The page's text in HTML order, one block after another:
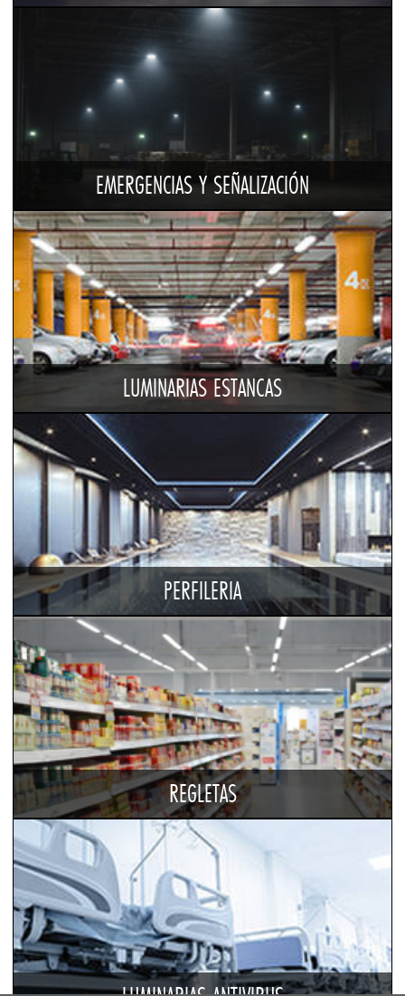
EMERGENCIAS Y SEÑALIZACIÓN
LUMINARIAS ESTANCAS
PERFILERIA
REGLETAS